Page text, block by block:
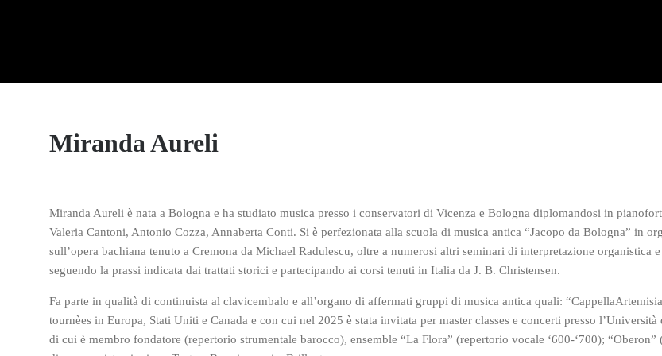
Miranda Aureli
Miranda Aureli è nata a Bologna e ha studiato musica presso i conservatori di Vicenza e Bologna diplomandosi in
Valeria Cantoni, Antonio Cozza, Annaberta Conti. Si è perfezionata alla scuola di musica antica “Jacopo da Bologna” in
sull’opera bachiana tenuto a Cremona da Michael Radulescu, oltre a numerosi altri seminari di interpretazione organistica
seguendo la prassi indicata dai trattati storici e partecipando ai corsi tenuti in Italia da J. B. Christensen.
Fa parte in qualità di continuista al clavicembalo e all’organo di affermati gruppi di musica antica quali:
tournèes in Europa, Stati Uniti e Canada e con cui nel 2025 è stata invitata per master classes e concerti presso
di cui è membro fondatore (repertorio strumentale barocco), ensemble “La Flora” (repertorio vocale ‘600-‘700);